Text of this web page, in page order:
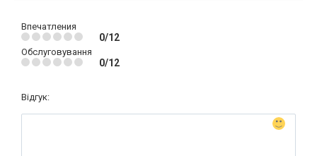
Впечатления
0/12
Обслуговування
0/12
Відгук: